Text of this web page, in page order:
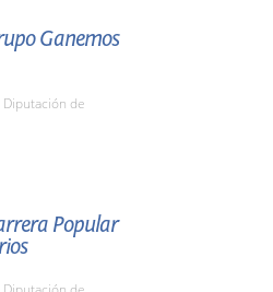
Ganemos
Diputación de
Popular